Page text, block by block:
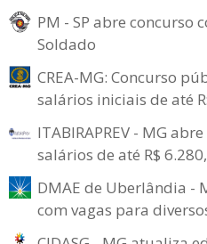
PM - SP abre concurso
Soldado
CREA-MG: Concurso
salários iniciais de até
ITABIRAPREV - MG
salários de até R$
DMAE de Uberlândia -
com vagas para